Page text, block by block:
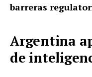
barreras
Argentina
de